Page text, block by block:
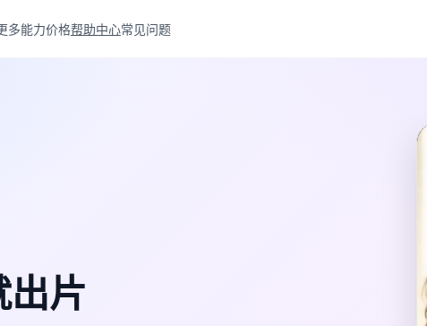
多能力价格帮助中心常见问题
片